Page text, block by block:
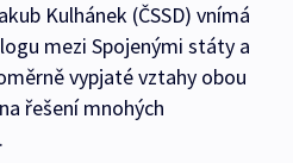
Kulhánek (ČSSD) vnímá
mezi Spojenými státy a
vypjaté vztahy obou
řešení mnohých